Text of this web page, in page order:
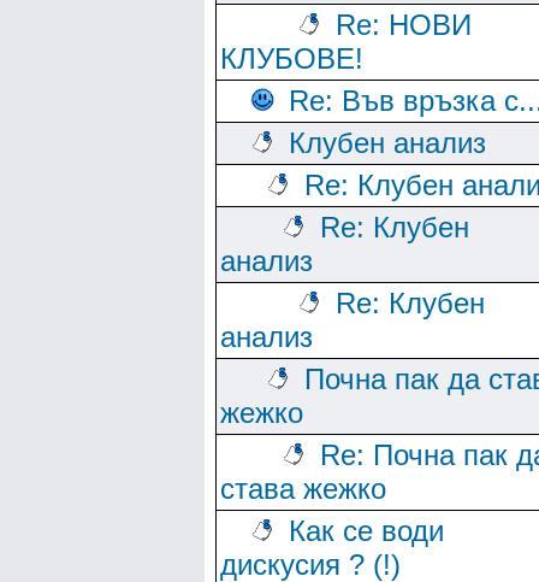
Re: НОВИ
КЛУБОВЕ!
Re: Във връзка
Клубен анализ
Re: Клубен
Re: Клубен
анализ
Re: Клубен
анализ
Почна пак да
жежко
Re: Почна пак
става жежко
Как се води
дискусия ? (!)